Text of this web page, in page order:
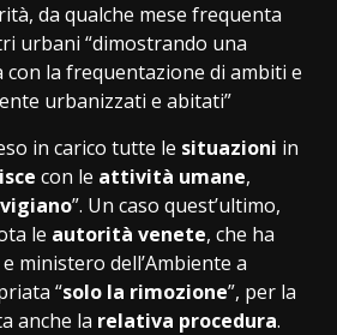
da qualche mese frequenta
urbani “dimostrando una
la frequentazione di ambiti e
urbanizzati e abitati”
in carico tutte le situazioni in
con le attività umane,
”. Un caso quest’ultimo,
le autorità venete, che ha
ministero dell’Ambiente a
“solo la rimozione”, per la
anche la relativa procedura.